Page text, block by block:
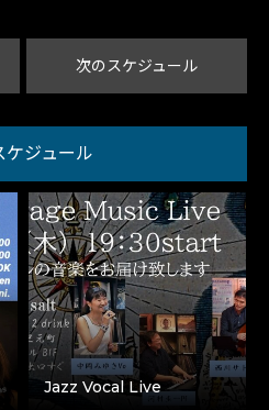
次のスケジュール
ケジュール
Jazz Vocal Live